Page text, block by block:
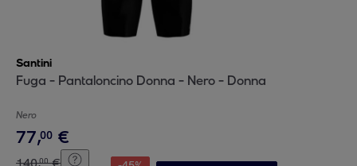
Santini
Fuga - Pantaloncino Donna - Nero - Donna
Nero
77,00 €
00